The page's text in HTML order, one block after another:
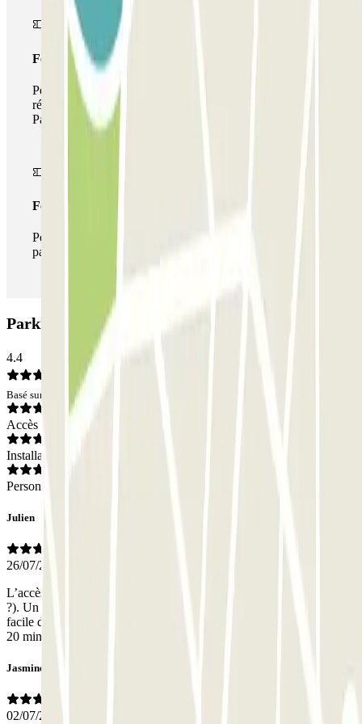
Forfait de stationnement multiple
Pendant votre séjour, vous pouvez utiliser l'ensemble du
réseau de parkings de cet opérateur disponible sur
Parclick.
Forfait illimité
Pendant votre séjour, vous pouvez entrer et sortir du
parking aussi souvent que vous le souhaitez.
Parking Roma Ostiense Garage: Avis
4.4
Basé sur 11 avis
Accès
Installations
Personnel
Julien
26/07/2026
L’accès est facile (j’ai connu beaucoup plus challengeant à Rome !
?). Un excellent rapport qualité-prix (5x moins cher) car il est très
facile de rejoindre le centre historique de Rome (ligne directe,en bus
20 min.), nous logions vers la Piazza Navone.
Jasmine
02/07/2026